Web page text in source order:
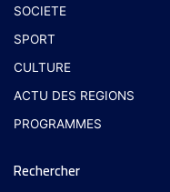
SOCIETE
SPORT
CULTURE
ACTU DES REGIONS
PROGRAMMES
Rechercher